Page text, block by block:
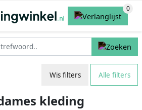
Wis filters Alle filters
kleding